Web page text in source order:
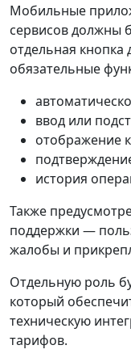
Мобильные
сервисов должны
отдельная кнопка
обязательные
ввод или
отображение
история
Также
поддержки —
жалобы и
Отдельную роль
который
техническую
тарифов.